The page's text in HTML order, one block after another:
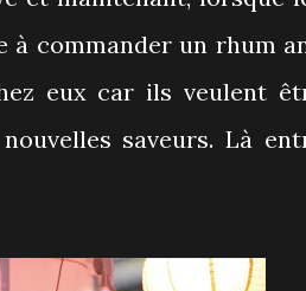
à commander un rhum
eux car ils veulent
saveurs. Là